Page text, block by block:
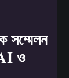
সম্মেলন
ও